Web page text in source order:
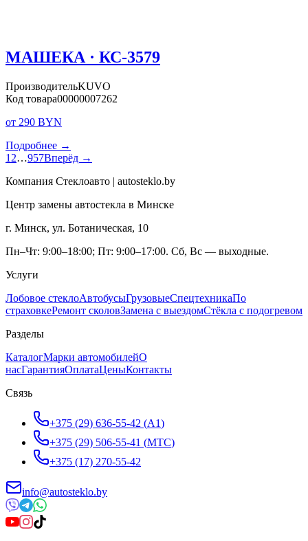
МАШЕКА · КС-3579
ПроизводительKUVO
Код товара00000007262
от 290 BYN
Подробнее →
1 2…957Вперёд →
Компания Стеклоавто | autosteklo.by
Центр замены автостекла в Минске
г. Минск, ул. Ботаническая, 10
Пн–Чт: 9:00–18:00; Пт: 9:00–17:00. Сб, Вс — выходные.
Услуги
Лобовое стеклоАвтобусыГрузовыеСпецтехникаПо
страховкеРемонт сколовЗамена с выездомСтёкла с подогревом
Разделы
КаталогМарки автомобилейО
насГарантияОплатаЦеныКонтакты
Связь
+375 (29) 636-55-42 (A1)
+375 (29) 506-55-41 (МТС)
+375 (17) 270-55-42
info@autosteklo.by